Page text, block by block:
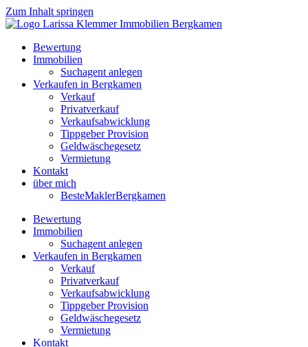
Zum Inhalt springen
Bewertung
Immobilien
Suchagent anlegen
Verkaufen in Bergkamen
Verkauf
Privatverkauf
Verkaufsabwicklung
Tippgeber Provision
Geldwäschegesetz
Vermietung
Kontakt
über mich
BesteMaklerBergkamen
Bewertung
Immobilien
Suchagent anlegen
Verkaufen in Bergkamen
Verkauf
Privatverkauf
Verkaufsabwicklung
Tippgeber Provision
Geldwäschegesetz
Vermietung
Kontakt